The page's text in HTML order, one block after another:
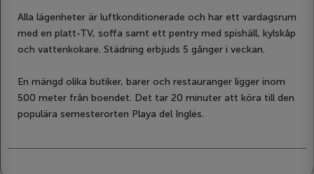
Alla lägenheter är luftkonditionerade och har ett vardagsrum
med en platt-TV, soffa samt ett pentry med spishäll, kylskåp
och vattenkokare. Städning erbjuds 5 gånger i veckan.
En mängd olika butiker, barer och restauranger ligger inom
500 meter från boendet. Det tar 20 minuter att köra till den
populära semesterorten Playa del Inglés.